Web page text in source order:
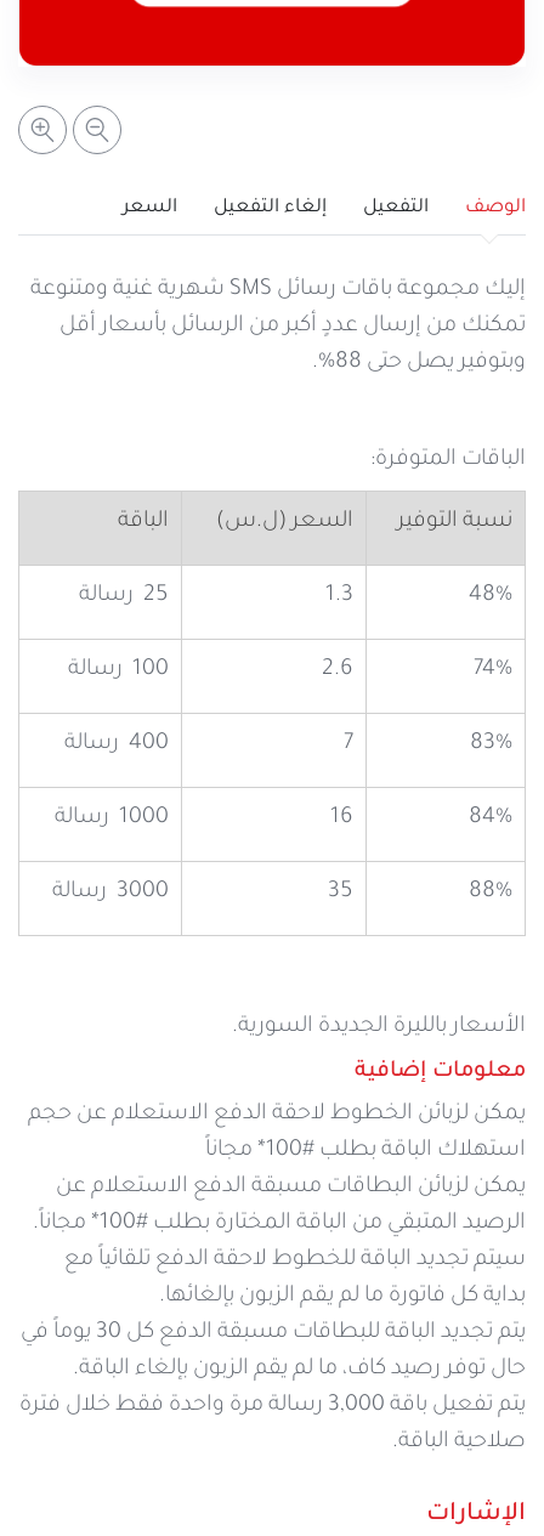
اتصل بنا
شبكة التوزيع
الإجراءات
الإشارات
الوصف التفعيل إلغاء التفعيل السعر
إليك مجموعة باقات رسائل SMS شهرية غنية ومتنوعة
تمكنك من إرسال عددٍ أكبر من الرسائل بأسعار أقل
وبتوفير يصل حتى 88%.
الباقات المتوفرة:
نسبة التوفير السعر (ل.س) الباقة
48%
1.3 25 رسالة
74%
2.6 100 رسالة
83%
7 400 رسالة
84%
16 1000 رسالة
88%
35 3000 رسالة
الأسعار بالليرة الجديدة السورية.
معلومات إضافية
يمكن لزبائن الخطوط لاحقة الدفع الاستعلام عن حجم
استهلاك الباقة بطلب #100* مجاناً
يمكن لزبائن البطاقات مسبقة الدفع الاستعلام عن
الرصيد المتبقي من الباقة المختارة بطلب #100* مجاناً.
سيتم تجديد الباقة للخطوط لاحقة الدفع تلقائياً مع
بداية كل فاتورة ما لم يقم الزبون بإلغائها.
يتم تجديد الباقة للبطاقات مسبقة الدفع كل 30 يوماً في
حال توفر رصيد كاف، ما لم يقم الزبون بإلغاء الباقة.
يتم تفعيل باقة 3,000 رسالة مرة واحدة فقط خلال فترة
صلاحية الباقة.